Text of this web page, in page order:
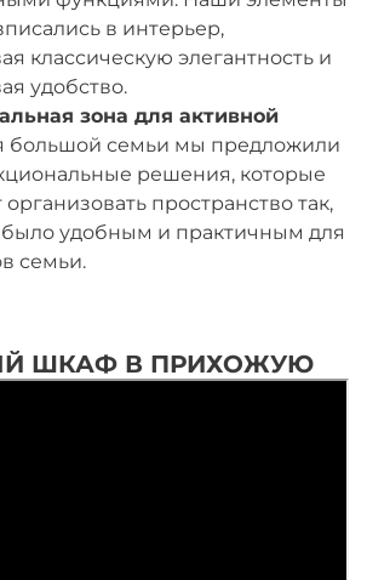
в интерьер,
классическую элегантность и
удобство.
зона для активной
большой семьи мы предложили
решения, которые
пространство так,
удобным и практичным для
семьи.
ШКАФ В ПРИХОЖУЮ